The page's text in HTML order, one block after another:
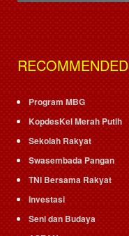
RECOMMENDED
Program MBG
KopdesKel Merah Putih
Sekolah Rakyat
Swasembada Pangan
TNI Bersama Rakyat
Investasi
Seni dan Budaya